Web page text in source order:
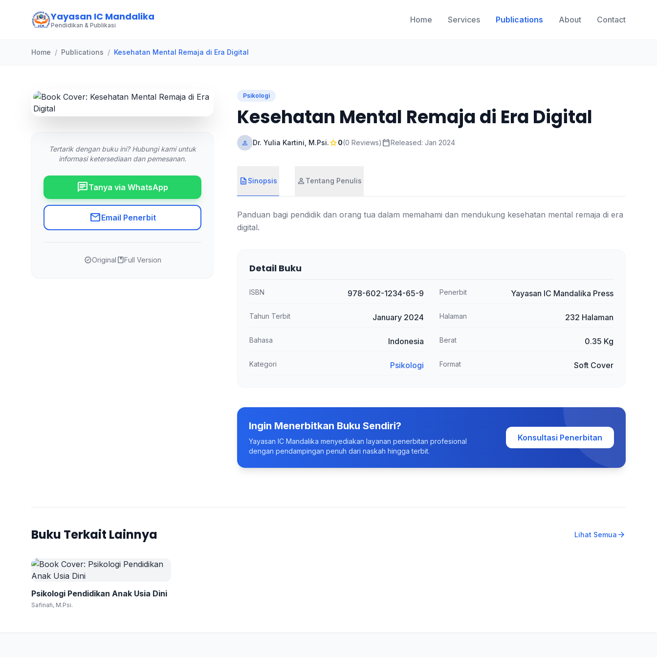
Yayasan IC Mandalika
Pendidikan & Publikasi
Home Services Publications About Contact
Home / Publications / Kesehatan Mental Remaja di Era Digital
Tertarik dengan buku ini? Hubungi kami untuk
informasi ketersediaan dan pemesanan.
chatTanya via WhatsApp
mailEmail Penerbit
verifiedOriginal bookFull Version
Psikologi
Kesehatan Mental Remaja di Era Digital
person Dr. Yulia Kartini, M.Psi.star0(0 Reviews) calendar_todayReleased: Jan 2024
description Sinopsis person Tentang Penulis
Panduan bagi pendidik dan orang tua dalam memahami dan mendukung kesehatan mental remaja di era
digital.
Detail Buku
ISBN 978-602-1234-65-9 Penerbit Yayasan IC Mandalika Press
Tahun Terbit January 2024 Halaman 232 Halaman
Bahasa Indonesia Berat 0.35 Kg
Kategori Psikologi Format Soft Cover
Ingin Menerbitkan Buku Sendiri?
Yayasan IC Mandalika menyediakan layanan penerbitan profesional
dengan pendampingan penuh dari naskah hingga terbit.
Konsultasi Penerbitan
Buku Terkait Lainnya Lihat Semua arrow_forward
Psikologi Pendidikan Anak Usia Dini
Safinah, M.Psi.